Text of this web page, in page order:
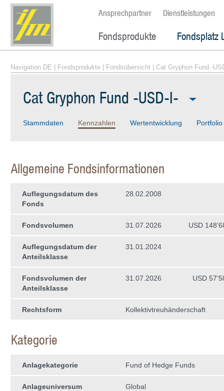
Ansprechpartner Dienstleistungen
Fondsprodukte Fondsplatz
Navigation DE Fondsprodukte Fondsübersicht | Cat Gryphon Fund -
Cat Gryphon Fund -USD-I-
Stammdaten Kennzahlen Wertentwicklung Portfolio
Allgemeine Fondsinformationen
Auflegungsdatum des
Fonds
28.02.2008
Fondsvolumen 31.07.2026 USD
Auflegungsdatum der
Anteilsklasse
31.01.2024
Fondsvolumen der
Anteilsklasse
31.07.2026 USD
Rechtsform Kollektivtreuhän­derschaft
Kategorie
Anlagekategorie Fund of Hedge Funds
Anlageuniversum Global